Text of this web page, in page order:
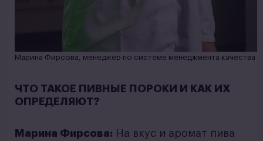
Марина Фирсова, менеджер по системе менеджмента качества
ЧТО ТАКОЕ ПИВНЫЕ ПОРОКИ И КАК ИХ
ОПРЕДЕЛЯЮТ?
Марина Фирсова: На вкус и аромат пива